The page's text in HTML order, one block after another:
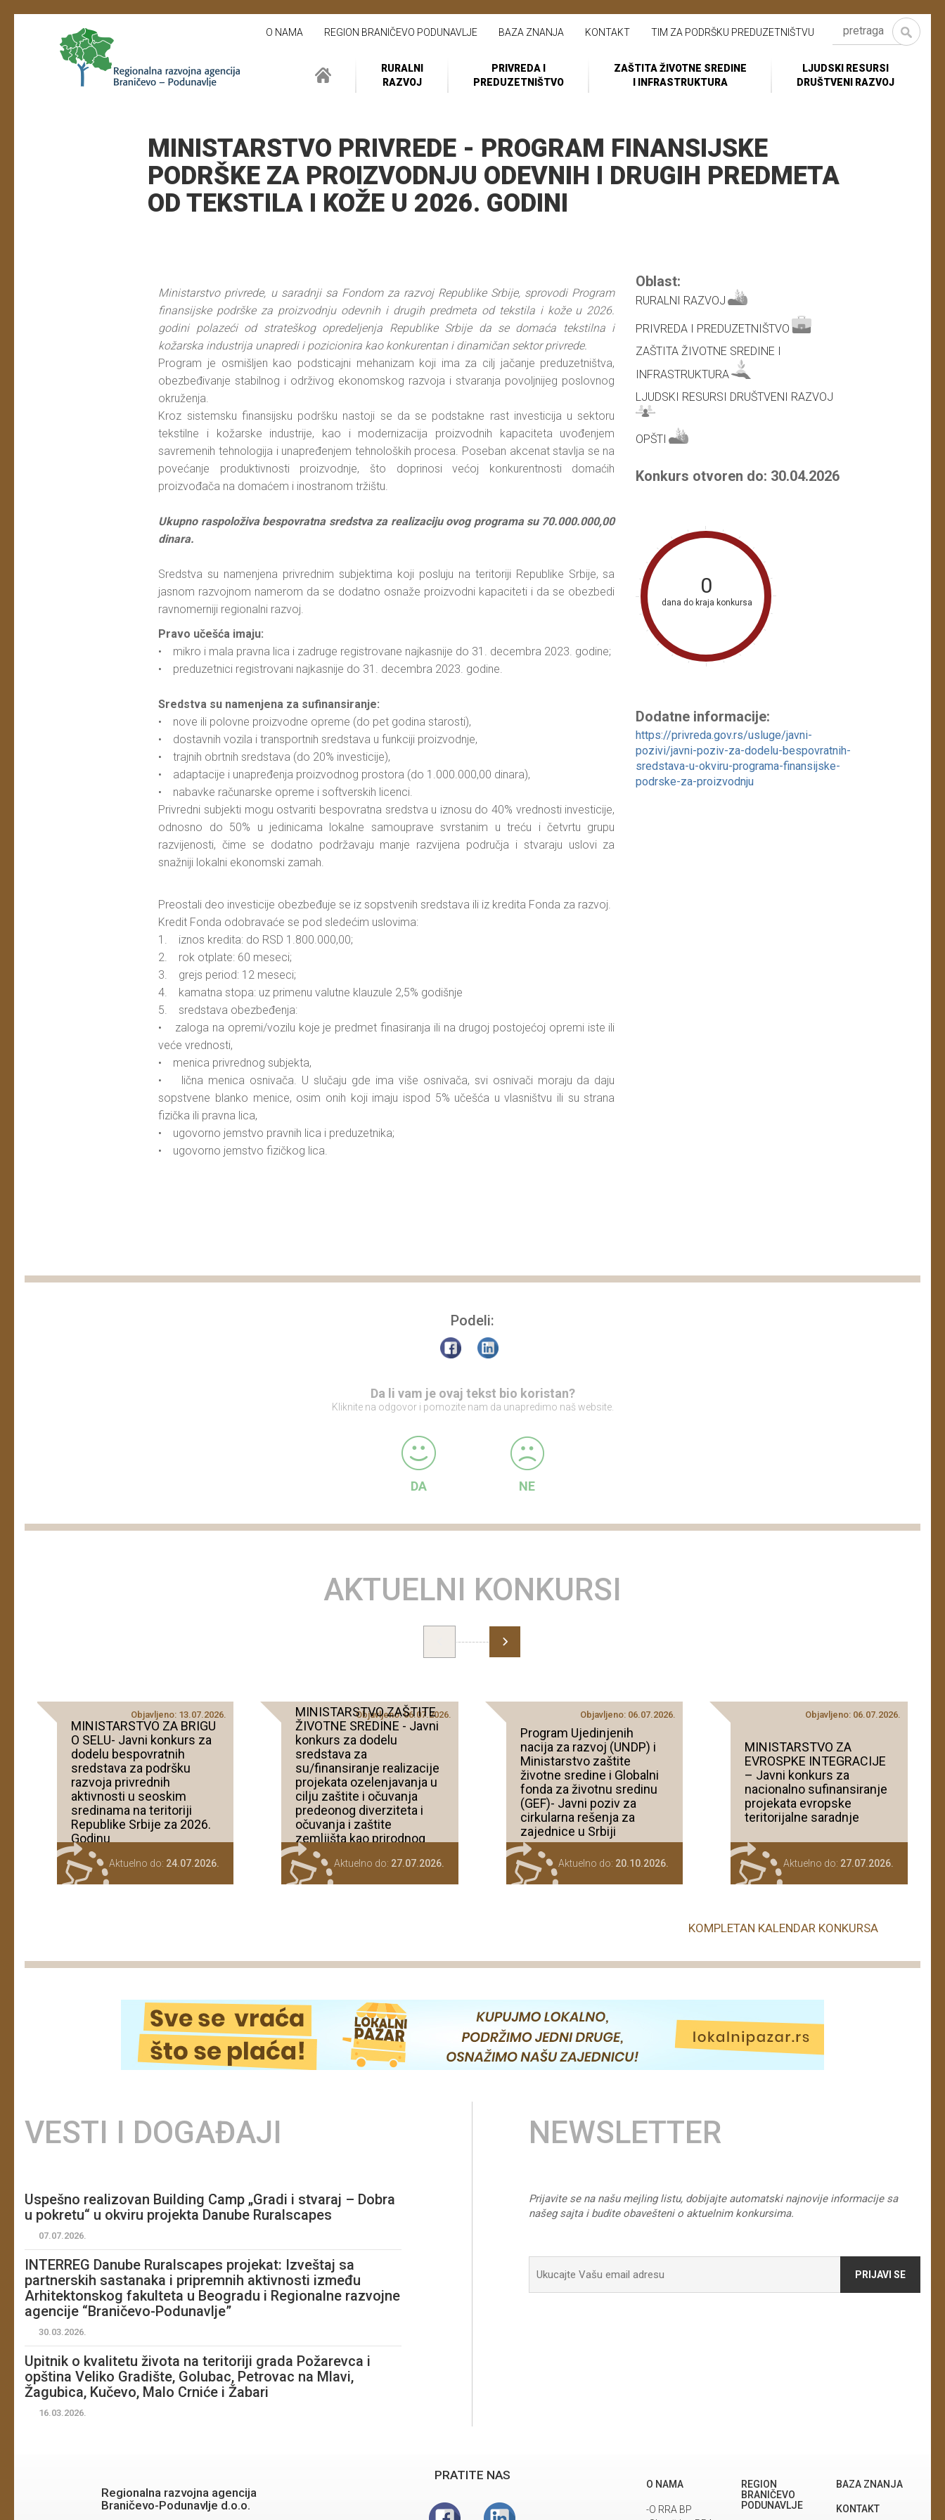
O NAMA REGION BRANIČEVO PODUNAVLJE BAZA ZNANJA KONTAKT TIM ZA PODRŠKU PREDUZETNIŠTVU
RURALNI
RAZVOJ
PRIVREDA I
PREDUZETNIŠTVO
ZAŠTITA ŽIVOTNE SREDINE
I INFRASTRUKTURA
LJUDSKI RESURSI
DRUŠTVENI RAZVOJ
MINISTARSTVO PRIVREDE - PROGRAM FINANSIJSKE
PODRŠKE ZA PROIZVODNJU ODEVNIH I DRUGIH PREDMETA
OD TEKSTILA I KOŽE U 2026. GODINI
Ministarstvo privrede, u saradnji sa Fondom za razvoj Republike Srbije, sprovodi Program
finansijske podrške za proizvodnju odevnih i drugih predmeta od tekstila i kože u 2026.
godini polazeći od strateškog opredeljenja Republike Srbije da se domaća tekstilna i
kožarska industrija unapredi i pozicionira kao konkurentan i dinamičan sektor privrede.
Program je osmišljen kao podsticajni mehanizam koji ima za cilj jačanje preduzetništva,
obezbeđivanje stabilnog i održivog ekonomskog razvoja i stvaranja povoljnijeg poslovnog
okruženja.
Kroz sistemsku finansijsku podršku nastoji se da se podstakne rast investicija u sektoru
tekstilne i kožarske industrije, kao i modernizacija proizvodnih kapaciteta uvođenjem
savremenih tehnologija i unapređenjem tehnoloških procesa. Poseban akcenat stavlja se na
povećanje produktivnosti proizvodnje, što doprinosi većoj konkurentnosti domaćih
proizvođača na domaćem i inostranom tržištu.
Ukupno raspoloživa bespovratna sredstva za realizaciju ovog programa su 70.000.000,00
dinara.
Sredstva su namenjena privrednim subjektima koji posluju na teritoriji Republike Srbije, sa
jasnom razvojnom namerom da se dodatno osnaže proizvodni kapaciteti i da se obezbedi
ravnomerniji regionalni razvoj.
Pravo učešća imaju:
• mikro i mala pravna lica i zadruge registrovane najkasnije do 31. decembra 2023. godine;
• preduzetnici registrovani najkasnije do 31. decembra 2023. godine.
Sredstva su namenjena za sufinansiranje:
• nove ili polovne proizvodne opreme (do pet godina starosti),
• dostavnih vozila i transportnih sredstava u funkciji proizvodnje,
• trajnih obrtnih sredstava (do 20% investicije),
• adaptacije i unapređenja proizvodnog prostora (do 1.000.000,00 dinara),
• nabavke računarske opreme i softverskih licenci.
Privredni subjekti mogu ostvariti bespovratna sredstva u iznosu do 40% vrednosti investicije,
odnosno do 50% u jedinicama lokalne samouprave svrstanim u treću i četvrtu grupu
razvijenosti, čime se dodatno podržavaju manje razvijena područja i stvaraju uslovi za
snažniji lokalni ekonomski zamah.
Preostali deo investicije obezbeđuje se iz sopstvenih sredstava ili iz kredita Fonda za razvoj.
Kredit Fonda odobravaće se pod sledećim uslovima:
1. iznos kredita: do RSD 1.800.000,00;
2. rok otplate: 60 meseci;
3. grejs period: 12 meseci;
4. kamatna stopa: uz primenu valutne klauzule 2,5% godišnje
5. sredstava obezbeđenja:
• zaloga na opremi/vozilu koje je predmet finasiranja ili na drugoj postojećoj opremi iste ili
veće vrednosti,
• menica privrednog subjekta,
• lična menica osnivača. U slučaju gde ima više osnivača, svi osnivači moraju da daju
sopstvene blanko menice, osim onih koji imaju ispod 5% učešća u vlasništvu ili su strana
fizička ili pravna lica,
• ugovorno jemstvo pravnih lica i preduzetnika;
• ugovorno jemstvo fizičkog lica.
Oblast:
RURALNI RAZVOJ
PRIVREDA I PREDUZETNIŠTVO
ZAŠTITA ŽIVOTNE SREDINE I
INFRASTRUKTURA
LJUDSKI RESURSI DRUŠTVENI RAZVOJ
OPŠTI
Konkurs otvoren do: 30.04.2026
0
Dodatne informacije:
https://privreda.gov.rs/usluge/javni-
pozivi/javni-poziv-za-dodelu-bespovratnih-
sredstava-u-okviru-programa-finansijske-
podrske-za-proizvodnju
Podeli:
Da li vam je ovaj tekst bio koristan?
Kliknite na odgovor i pomozite nam da unapredimo naš website.
DA NE
AKTUELNI KONKURSI
Objavljeno: 13.07.2026.
MINISTARSTVO ZA BRIGU
O SELU- Javni konkurs za
dodelu bespovratnih
sredstava za podršku
razvoja privrednih
aktivnosti u seoskim
sredinama na teritoriji
Republike Srbije za 2026.
Godinu
Aktuelno do: 24.07.2026.
Objavljeno: 06.07.2026.
MINISTARSTVO ZAŠTITE
ŽIVOTNE SREDINE - Javni
konkurs za dodelu
sredstava za
su/finansiranje realizacije
projekata ozelenjavanja u
cilju zaštite i očuvanja
predeonog diverziteta i
očuvanja i zaštite
zemljišta kao prirodnog
resursa u 2026. godini
Aktuelno do: 27.07.2026.
Objavljeno: 06.07.2026.
Program Ujedinjenih
nacija za razvoj (UNDP) i
Ministarstvo zaštite
životne sredine i Globalni
fonda za životnu sredinu
(GEF)- Javni poziv za
cirkularna rešenja za
zajednice u Srbiji
Aktuelno do: 20.10.2026.
Objavljeno: 06.07.2026.
MINISTARSTVO ZA
EVROSPKE INTEGRACIJE
– Javni konkurs za
nacionalno sufinansiranje
projekata evropske
teritorijalne saradnje
Aktuelno do: 27.07.2026.
KOMPLETAN KALENDAR KONKURSA
VESTI I DOGAĐAJI
Uspešno realizovan Building Camp „Gradi i stvaraj – Dobra
u pokretu“ u okviru projekta Danube Ruralscapes
07.07.2026.
INTERREG Danube Ruralscapes projekat: Izveštaj sa
partnerskih sastanaka i pripremnih aktivnosti između
Arhitektonskog fakulteta u Beogradu i Regionalne razvojne
agencije “Braničevo-Podunavlje”
30.03.2026.
Upitnik o kvalitetu života na teritoriji grada Požarevca i
opština Veliko Gradište, Golubac, Petrovac na Mlavi,
Žagubica, Kučevo, Malo Crniće i Žabari
16.03.2026.
NEWSLETTER
Prijavite se na našu mejling listu, dobijajte automatski najnovije informacije sa
našeg sajta i budite obavešteni o aktuelnim konkursima.
PRIJAVI SE
Regionalna razvojna agencija
Braničevo-Podunavlje d.o.o.
PRATITE NAS
O NAMA
-O RRA BP
REGION
BRANIČEVO
PODUNAVLJE
BAZA ZNANJA
KONTAKT